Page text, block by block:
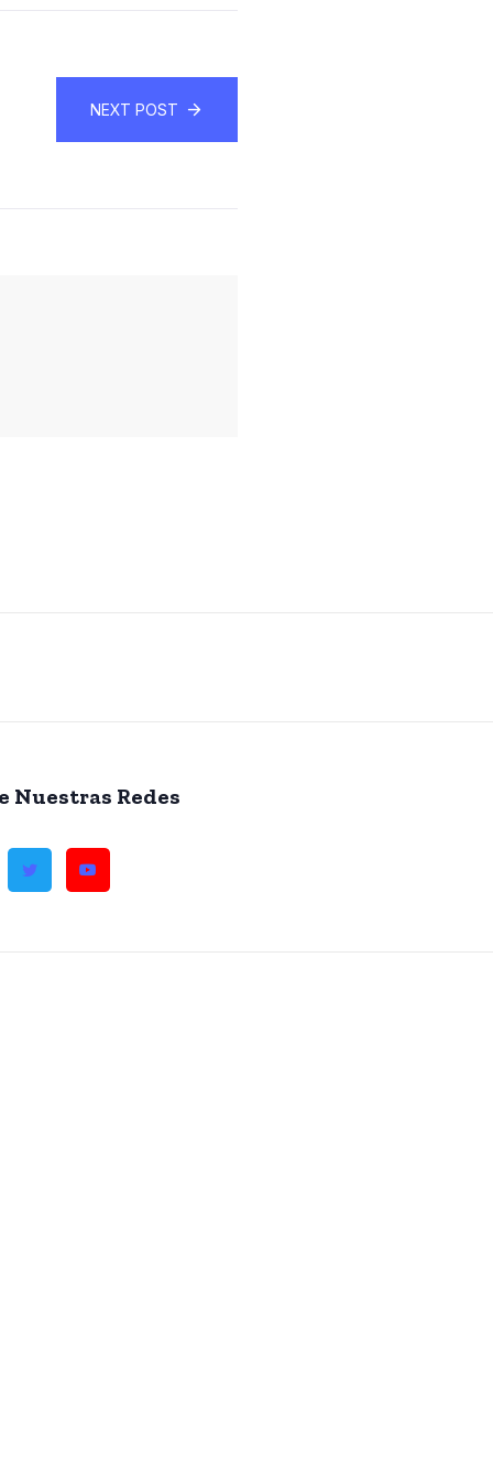
NEXT POST
Nuestras Redes